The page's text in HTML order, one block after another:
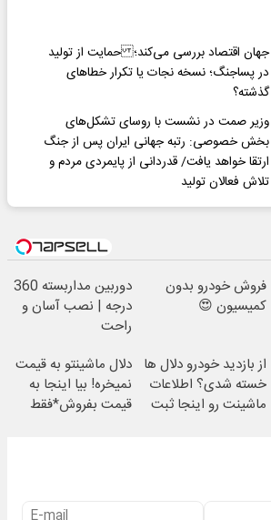
جهان اقتصاد بررسی می‌کند؛ حمایت از تولید
در پسا‌جنگ؛ نسخه نجات یا تکرار خطاهای
گذشته؟
وزیر صمت در نشست با روسای تشکل‌های
بخش خصوصی: رتبه جهانی ایران پس از جنگ
ارتقا خواهد یافت/ قدردانی از پایمردی مردم و
تلاش فعالان تولید
فروش خودرو بدون
کمیسیون 😍
دوربین مداربسته 360
درجه | نصب آسان و
راحت
از بازدید خودرو دلال ها
خسته شدی؟ اطلاعات
ماشینت رو اینجا ثبت
دلال ماشینتو به قیمت
نمیخره! بیا اینجا به
قیمت بفروش*فقط